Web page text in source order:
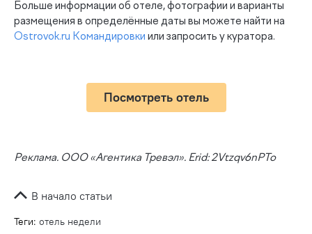
Больше информации об отеле, фотографии и варианты
размещения в определённые даты вы можете найти на
Ostrovok.ru Командировки или запросить у куратора.
Посмотреть отель
Реклама. ООО «Агентика Тревэл». Erid: 2Vtzqv6nPTo
Теги: отель недели
В начало статьи